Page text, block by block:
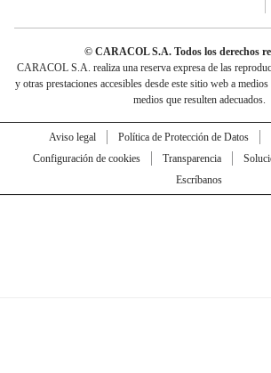
© CARACOL S.A. Todos los derechos
CARACOL S.A. realiza una reserva expresa de las
y otras prestaciones accesibles desde este sitio web a
medios que resulten adecuados.
Aviso legal Política de Protección de Datos
Configuración de cookies
Transparencia
Escríbanos